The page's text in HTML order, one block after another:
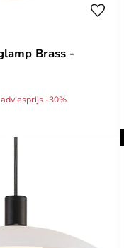
Brass -
adviesprijs -30%